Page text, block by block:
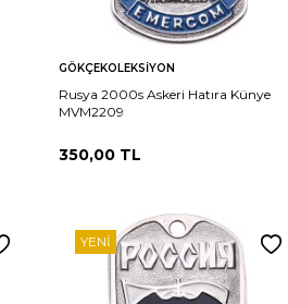
Sepete
Ekle
GÖKÇEKOLEKSIYON
Rusya 2000s Askeri Hatıra Künye
MVM2209
350,00 TL
YENI